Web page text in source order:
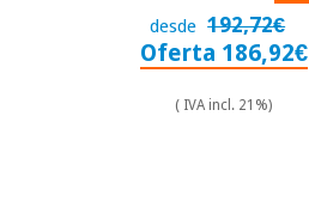
desde 192,72€
Oferta 186,92€
( IVA incl. 21%)